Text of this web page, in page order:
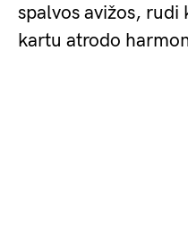
spalvos avižos, rudi
kartu atrodo